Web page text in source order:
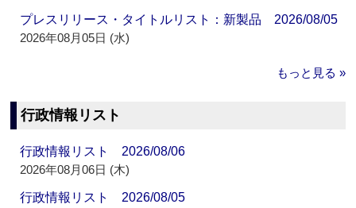
プレスリリース・タイトルリスト：新製品 2026/08/05
2026年08月05日 (水)
もっと見る »
行政情報リスト
行政情報リスト 2026/08/06
2026年08月06日 (木)
行政情報リスト 2026/08/05